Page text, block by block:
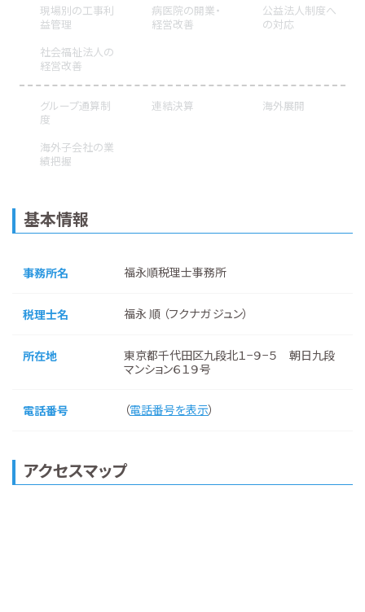
現場別の工事利
益管理
病医院の開業・
経営改善
公益法人制度へ
の対応
社会福祉法人の
経営改善
グループ通算制
度
連結決算 海外展開
海外子会社の業
績把握
基本情報
事務所名 福永順税理士事務所
税理士名 福永 順 （フクナガ ジュン）
所在地
東京都千代田区九段北１−９−５ 朝日九段
マンション６１９号
電話番号 （電話番号を表示）
アクセスマップ